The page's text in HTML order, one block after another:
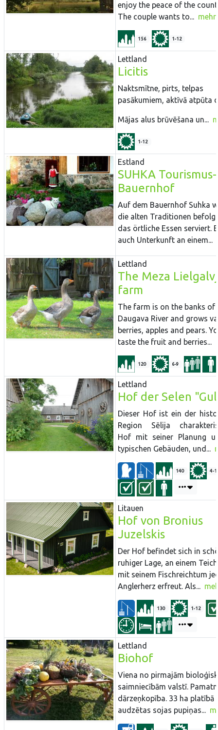
enjoy the peace of the
The couple wants to... mehr
156 1-12
Lettland
Licitis
Naktsmītne, pirts, telpas
pasākumiem, aktīvā atpūta
Mājas alus brūvēšana un...
1-12
Estland
SUHKA Tourismus-
Bauernhof
Auf dem Bauernhof Suhka
die alten Traditionen
das örtliche Essen serviert.
auch Unterkunft an einem...
Lettland
The Meza
farm
The farm is on the banks of
Daugava River and grows
berries, apples and pears.
taste the fruit and berries...
120 6-9
Lettland
Hof der Selen
Dieser Hof ist ein der
Region Sēlija
Hof mit seiner Planung
typischen Gebäuden, und...
140 4-
Litauen
Hof von Bronius
Juzelskis
Der Hof befindet sich in
ruhiger Lage, an einem
mit seinem Fischreichtum
Anglerherz erfreut. Als...
130 1-12
Lettland
Biohof
Viena no pirmajām
saimniecībām valstī.
dārzeņkopība. 33 ha platībā
audzētas sojas pupiņas...